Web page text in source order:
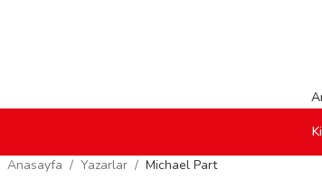
Anasayfa
Yazarlar Michael Part